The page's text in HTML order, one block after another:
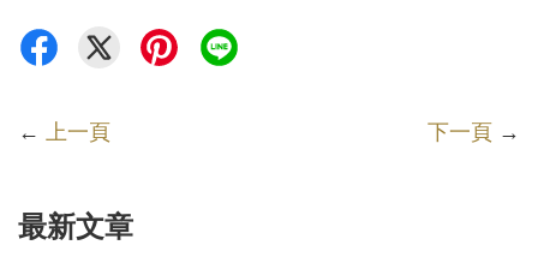
← 上一頁 下一頁 →
最新文章